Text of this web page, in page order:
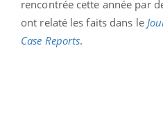
rencontrée cette année par
ont relaté les faits dans le
Case Reports.